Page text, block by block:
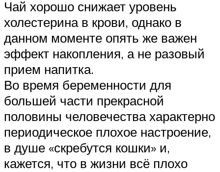
Чай хорошо снижает уровень
холестерина в крови, однако в
данном моменте опять же важен
эффект накопления, а не разовый
прием напитка.
Во время беременности для
большей части прекрасной
половины человечества характерно
периодическое плохое настроение,
в душе «скребутся кошки» и,
кажется, что в жизни всё плохо